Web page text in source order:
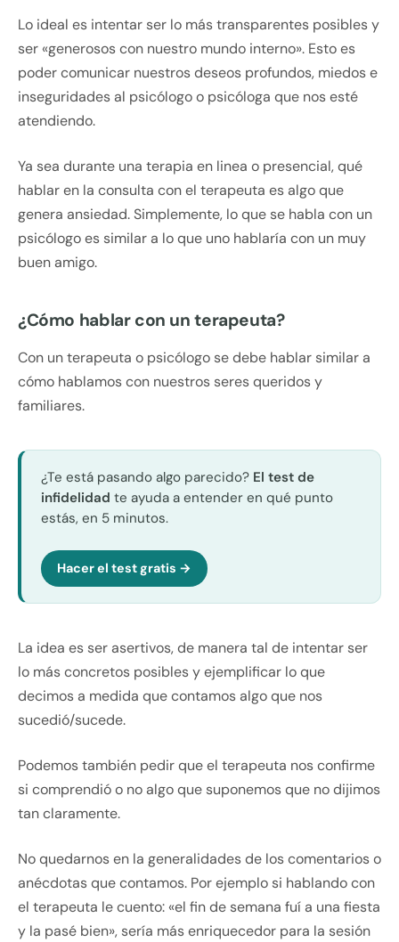
Lo ideal es intentar ser lo más transparentes posibles y
ser «generosos con nuestro mundo interno». Esto es
poder comunicar nuestros deseos profundos, miedos e
inseguridades al psicólogo o psicóloga que nos esté
atendiendo.
Ya sea durante una terapia en linea o presencial, qué
hablar en la consulta con el terapeuta es algo que
genera ansiedad. Simplemente, lo que se habla con un
psicólogo es similar a lo que uno hablaría con un muy
buen amigo.
¿Cómo hablar con un terapeuta?
Con un terapeuta o psicólogo se debe hablar similar a
cómo hablamos con nuestros seres queridos y
familiares.
¿Te está pasando algo parecido? El test de
infidelidad te ayuda a entender en qué punto
estás, en 5 minutos.
Hacer el test gratis →
La idea es ser asertivos, de manera tal de intentar ser
lo más concretos posibles y ejemplificar lo que
decimos a medida que contamos algo que nos
sucedió/sucede.
Podemos también pedir que el terapeuta nos confirme
si comprendió o no algo que suponemos que no dijimos
tan claramente.
No quedarnos en la generalidades de los comentarios o
anécdotas que contamos. Por ejemplo si hablando con
el terapeuta le cuento: «el fin de semana fuí a una fiesta
y la pasé bien», sería más enriquecedor para la sesión